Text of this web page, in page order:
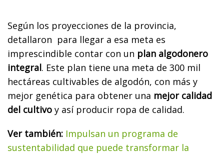
Según los proyecciones de la provincia,
detallaron para llegar a esa meta es
imprescindible contar con un plan algodonero
integral. Este plan tiene una meta de 300 mil
hectáreas cultivables de algodón, con más y
mejor genética para obtener una mejor calidad
del cultivo y así producir ropa de calidad.
Ver también: Impulsan un programa de
sustentabilidad que puede transformar la